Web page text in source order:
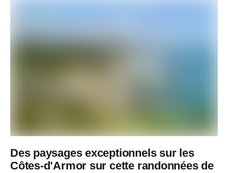
Des paysages exceptionnels sur les
Côtes-d’Armor sur cette randonnées de